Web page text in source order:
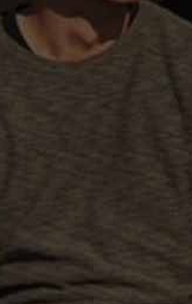
Fachwirt